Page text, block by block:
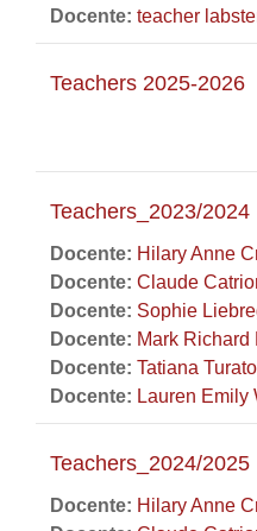
Docente: teacher
Teachers 2025-2026
Teachers_2023/2024
Docente: Hilary Anne
Docente: Claude
Docente: Sophie
Docente: Mark Richard
Docente: Tatiana Turato
Docente: Lauren Emily
Teachers_2024/2025
Docente: Hilary Anne